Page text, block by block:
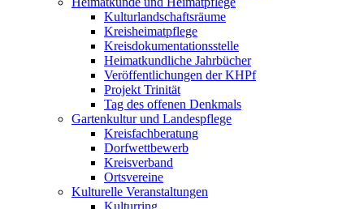
Kulturlandschaftsräume
Kreisheimatpflege
Kreisdokumentationsstelle
Heimatkundliche Jahrbücher
Veröffentlichungen der KHPf
Projekt Trinität
Tag des offenen Denkmals
Gartenkultur und Landespflege
Kreisfachberatung
Dorfwettbewerb
Kreisverband
Ortsvereine
Kulturelle Veranstaltungen
Kulturring